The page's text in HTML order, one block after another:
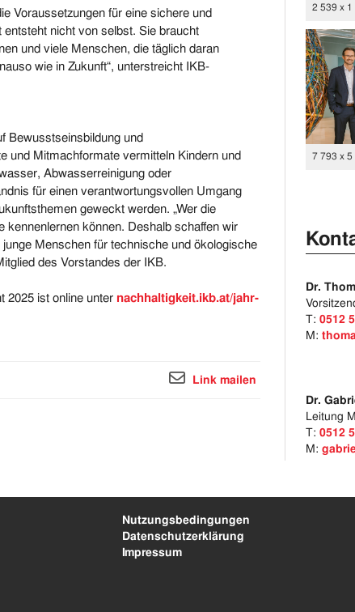
Voraussetzungen für eine sichere und
entsteht nicht von selbst. Sie braucht
und viele Menschen, die täglich daran
wie in Zukunft“, unterstreicht IKB-
Bewusstseinsbildung und
und Mitmachformate vermitteln Kindern und
Abwasserreinigung oder
für einen verantwortungsvollen Umgang
geweckt werden. „Wer die
können. Deshalb schaffen wir
Menschen für technische und ökologische
des Vorstandes der IKB.
2025 ist online unter nachhaltigkeit.ikb.at/jahr-
Link mailen
2 539 x 1
7 793 x
Dr.
T:0512
M:
Dr.
Leitung
T:0512
M:
Nutzungsbedingungen
Datenschutzerklärung
Impressum